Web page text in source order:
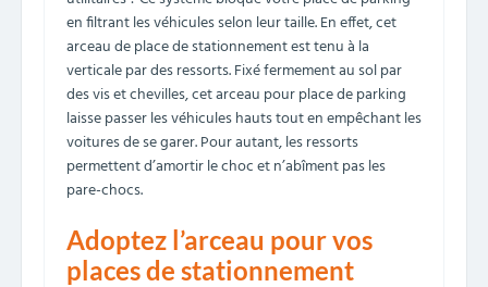
en filtrant les véhicules selon leur taille. En effet, cet
arceau de place de stationnement est tenu à la
verticale par des ressorts. Fixé fermement au sol par
des vis et chevilles, cet arceau pour place de parking
laisse passer les véhicules hauts tout en empêchant les
voitures de se garer. Pour autant, les ressorts
permettent d’amortir le choc et n’abîment pas les
pare-chocs.
Adoptez l’arceau pour vos
places de stationnement